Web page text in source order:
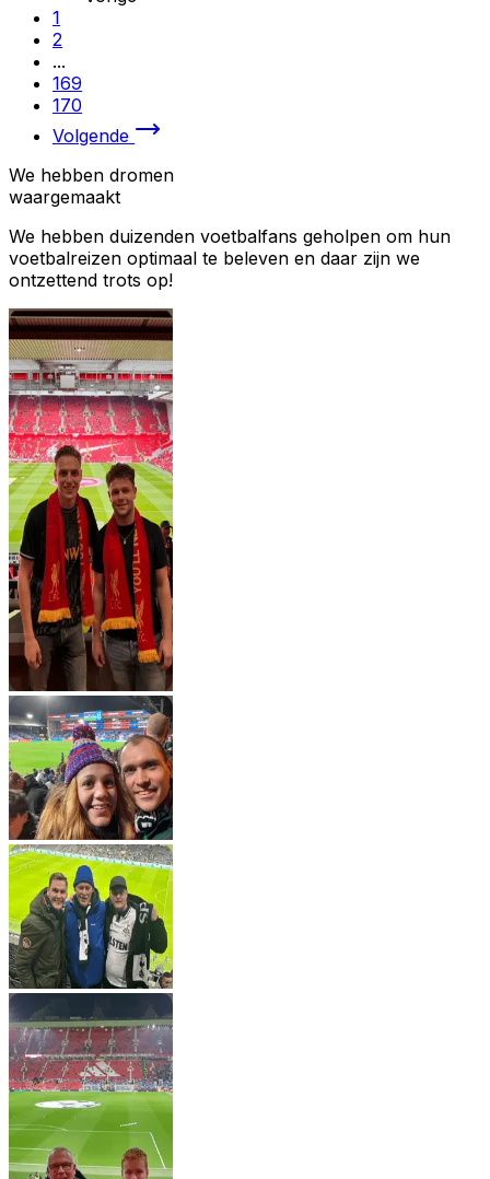
1
2
...
169
170
Volgende
We hebben dromen
waargemaakt
We hebben duizenden voetbalfans geholpen om hun
voetbalreizen optimaal te beleven en daar zijn we
ontzettend trots op!